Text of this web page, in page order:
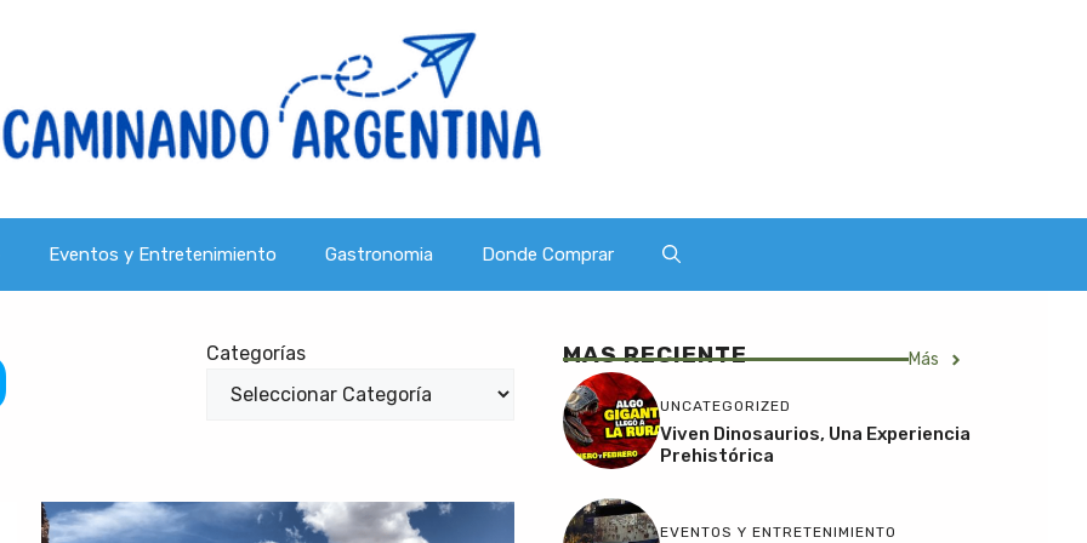
Eventos y Entretenimiento Gastronomia Donde Comprar
Categorías MAS RECIENTE Más
UNCATEGORIZED
Viven Dinosaurios, Una Experiencia
Prehistórica
EVENTOS Y ENTRETENIMIENTO